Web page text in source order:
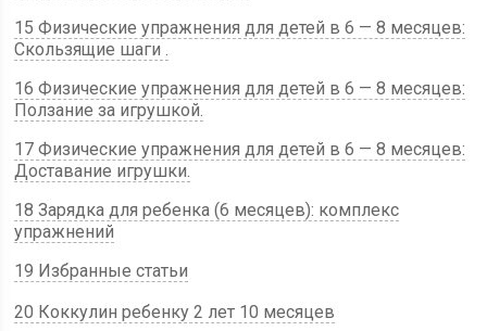
15 Физические упражнения для детей в 6 — 8 месяцев:
Скользящие шаги .
16 Физические упражнения для детей в 6 — 8 месяцев:
Ползание за игрушкой.
17 Физические упражнения для детей в 6 — 8 месяцев:
Доставание игрушки.
18 Зарядка для ребенка (6 месяцев): комплекс
упражнений
19 Избранные статьи
20 Коккулин ребенку 2 лет 10 месяцев